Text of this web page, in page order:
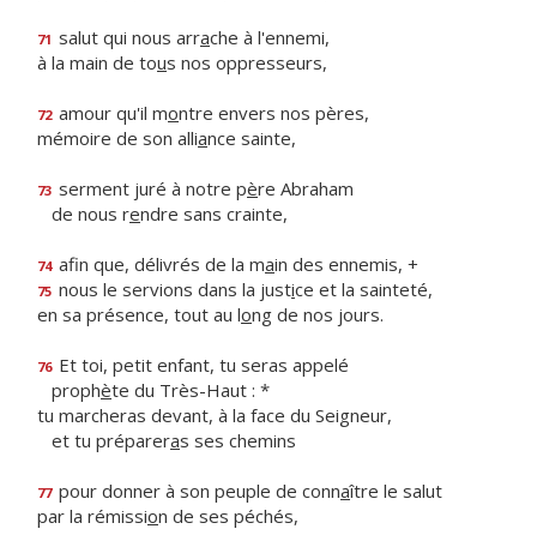
71 salut qui nous arrache à l'ennemi,
à la main de tous nos oppresseurs,
72 amour qu'il montre envers nos pères,
mémoire de son alliance sainte,
73 serment juré à notre père Abraham
de nous rendre sans crainte,
74 afin que, délivrés de la main des ennemis, +
75 nous le servions dans la justice et la sainteté,
en sa présence, tout au long de nos jours.
76 Et toi, petit enfant, tu seras appelé
prophète du Très-Haut : *
tu marcheras devant, à la face du Seigneur,
et tu prépareras ses chemins
77 pour donner à son peuple de connaître le salut
par la rémission de ses péchés,